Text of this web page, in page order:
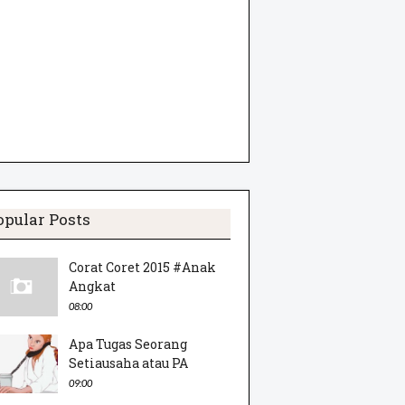
Posts
Corat Coret 2015 #Anak
Angkat
08:00
Apa Tugas Seorang
Setiausaha atau PA
09:00